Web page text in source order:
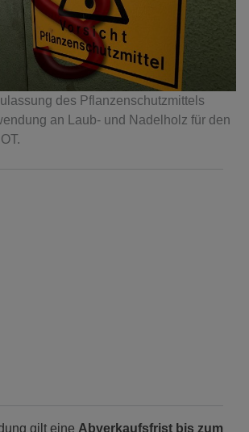
des Pflanzenschutzmittels
an Laub- und Nadelholz für den
gilt eine Abverkaufsfrist bis zum